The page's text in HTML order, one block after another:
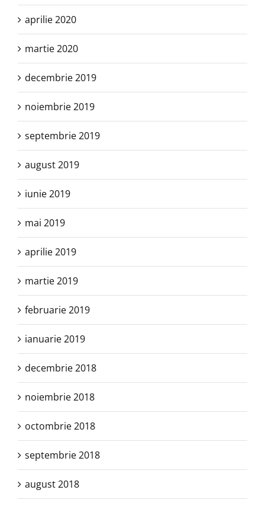
aprilie 2020
martie 2020
decembrie 2019
noiembrie 2019
septembrie 2019
august 2019
iunie 2019
mai 2019
aprilie 2019
martie 2019
februarie 2019
ianuarie 2019
decembrie 2018
noiembrie 2018
octombrie 2018
septembrie 2018
august 2018